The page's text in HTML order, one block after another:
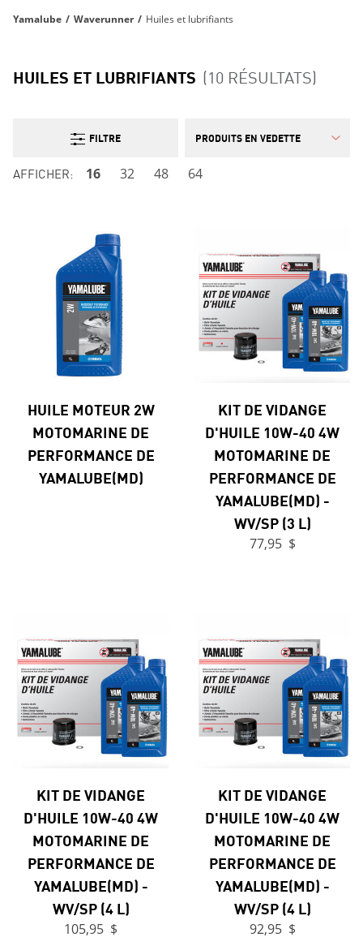
Yamalube / Waverunner / Huiles et lubrifiants
HUILES ET LUBRIFIANTS (10 RÉSULTATS)
FILTRE
AFFICHER: 16 32 48 64
HUILE MOTEUR 2W
MOTOMARINE DE
PERFORMANCE DE
YAMALUBE(MD)
KIT DE VIDANGE
D'HUILE 10W-40 4W
MOTOMARINE DE
PERFORMANCE DE
YAMALUBE(MD) -
WV/SP (3 L)
77,95 $
KIT DE VIDANGE
D'HUILE 10W-40 4W
MOTOMARINE DE
PERFORMANCE DE
YAMALUBE(MD) -
WV/SP (4 L)
105,95 $
KIT DE VIDANGE
D'HUILE 10W-40 4W
MOTOMARINE DE
PERFORMANCE DE
YAMALUBE(MD) -
WV/SP (4 L)
92,95 $